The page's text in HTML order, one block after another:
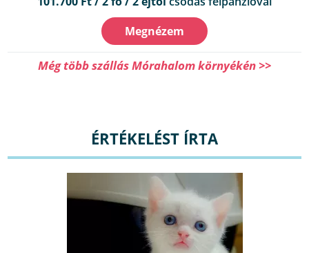
Megnézem
Még több szállás Mórahalom környékén >>
ÉRTÉKELÉST ÍRTA